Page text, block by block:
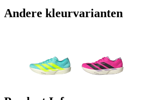
Andere kleurvarianten